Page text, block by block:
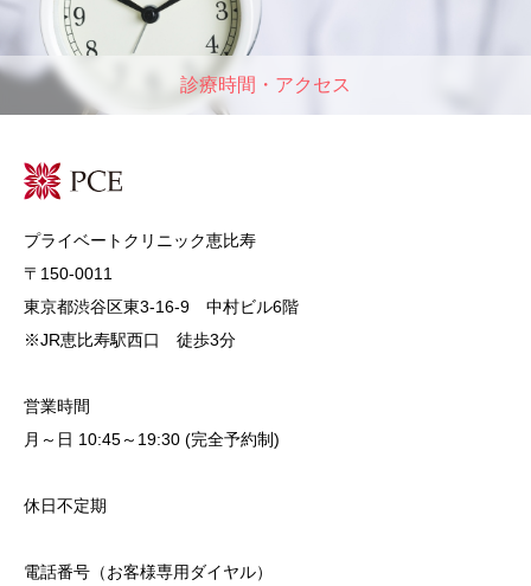
診療時間・アクセス
プライベートクリニック恵比寿
〒150-0011
東京都渋谷区東3-16-9 中村ビル6階
※JR恵比寿駅西口 徒歩3分
営業時間
月～日 10:45～19:30 (完全予約制)
休日不定期
電話番号（お客様専用ダイヤル）